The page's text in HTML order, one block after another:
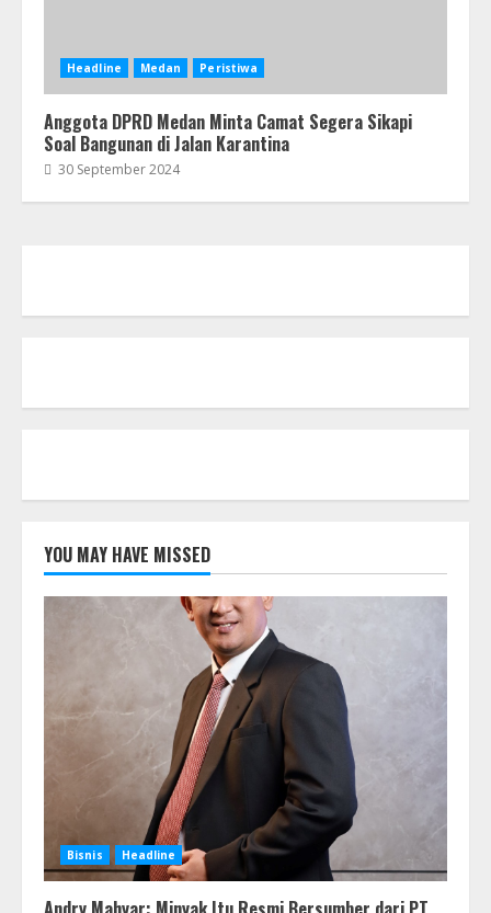
Headline Medan Peristiwa
Anggota DPRD Medan Minta Camat Segera Sikapi
Soal Bangunan di Jalan Karantina
30 September 2024
YOU MAY HAVE MISSED
Bisnis Headline